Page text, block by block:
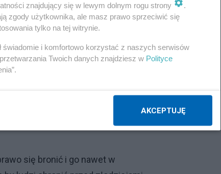
się bronić i go nawet w
znajdujący się w lewym dolnym rogu strony
.
zgody użytkownika, ale masz prawo sprzeciwić się
tylko na tej witrynie.
i komfortowo korzystać z naszych serwisów
Twoich danych znajdziesz w Polityce
AKCEPTUJĘ